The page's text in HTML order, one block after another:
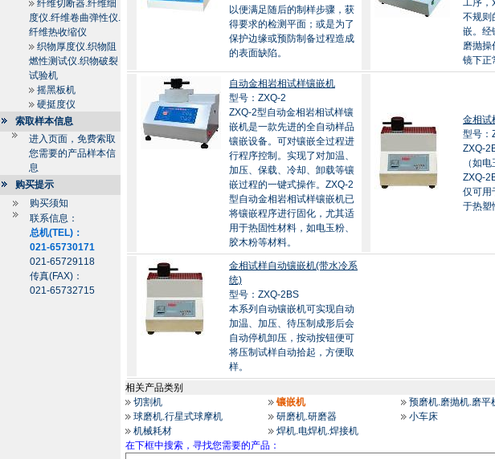
纤维切断器.纤维细
度仪.纤维卷曲弹性仪.
纤维热收缩仪
织物厚度仪.织物阻
燃性测试仪.织物破裂
试验机
摇黑板机
硬挺度仪
索取样本信息
进入页面，免费索取
您需要的产品样本信
息
购买提示
购买须知
联系信息：
总机(TEL)：
021-65730171
021-65729118
传真(FAX)：
021-65732715
以便满足随后的制样步骤，获
得要求的检测平面；或是为了
保护边缘或预防制备过程造成
的表面缺陷。
工序，
不规则
嵌。经
磨抛操
镜下正
自动金相岩相试样镶嵌机
型号：ZXQ-2
ZXQ-2型自动金相岩相试样镶
嵌机是一款先进的全自动样品
镶嵌设备。可对镶嵌全过程进
行程序控制。实现了对加温、
加压、保载、冷却、卸载等镶
嵌过程的一键式操作。ZXQ-2
型自动金相岩相试样镶嵌机已
将镶嵌程序进行固化，尤其适
用于热固性材料，如电玉粉、
胶木粉等材料。
金相试
型号：
ZXQ-
（如
ZXQ-
仅可用
于热塑
金相试样自动镶嵌机(带水冷系
统)
型号：ZXQ-2BS
本系列自动镶嵌机可实现自动
加温、加压、待压制成形后会
自动停机卸压，按动按钮便可
将压制试样自动拾起，方便取
样。
相关产品类别
切割机
镶嵌机
预磨机.磨抛机.磨平
球磨机.行星式球摩机
研磨机.研磨器
小车床
机械耗材
焊机.电焊机.焊接机
在下框中搜索，寻找您需要的产品：